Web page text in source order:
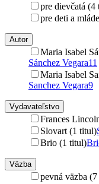
pre dievčatá (4
pre deti a
Autor
Maria Isabel
Sánchez Vegara11
Maria Isabel
Sanchez Vegara9
Vydavateľstvo
Frances
Slovart (1 titul)
Brio (1 titul)
Väzba
pevná väzba